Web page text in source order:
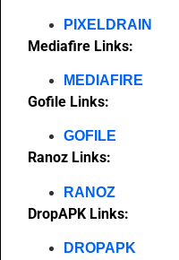
PIXELDRAIN
Mediafire Links:
MEDIAFIRE
Gofile Links:
GOFILE
Ranoz Links:
RANOZ
DropAPK Links:
DROPAPK